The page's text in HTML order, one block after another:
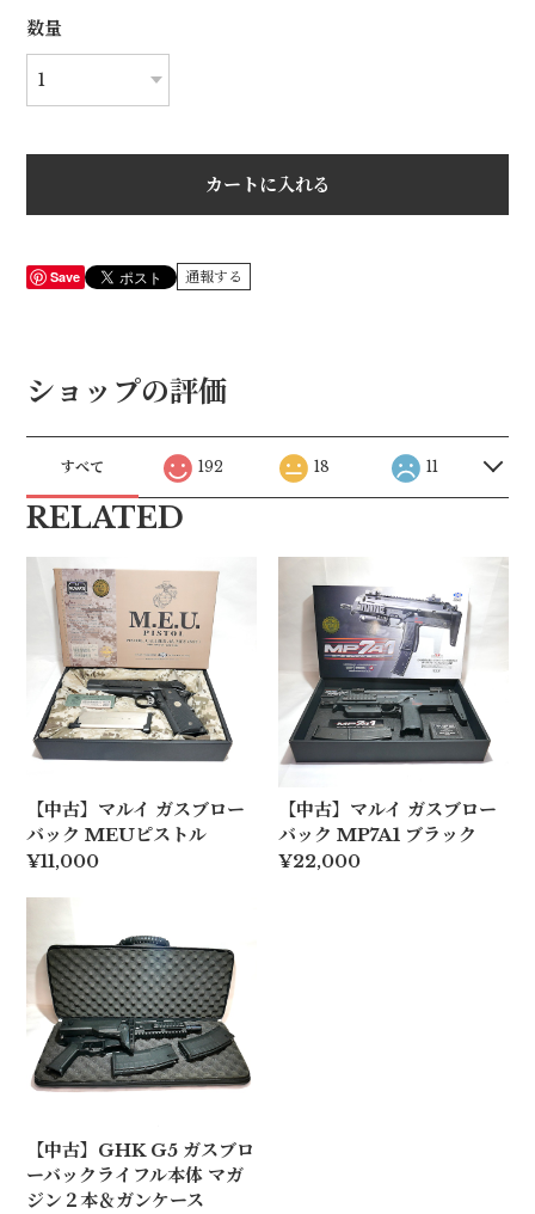
数量
カートに入れる
Save 通報する
ショップの評価
すべて 192 18 11
RELATED
【中古】マルイ ガスブロー
バック MEUピストル
¥11,000
【中古】マルイ ガスブロー
バック MP7A1 ブラック
¥22,000
【中古】GHK G5 ガスブロ
ーバックライフル本体 マガ
ジン２本＆ガンケース